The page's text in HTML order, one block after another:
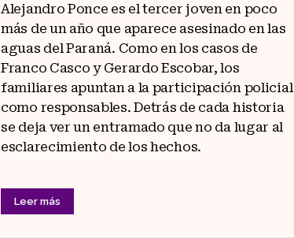
Alejandro Ponce es el tercer joven en poco
más de un año que aparece asesinado en las
aguas del Paraná. Como en los casos de
Franco Casco y Gerardo Escobar, los
familiares apuntan a la participación policial
como responsables. Detrás de cada historia
se deja ver un entramado que no da lugar al
esclarecimiento de los hechos.
Leer más